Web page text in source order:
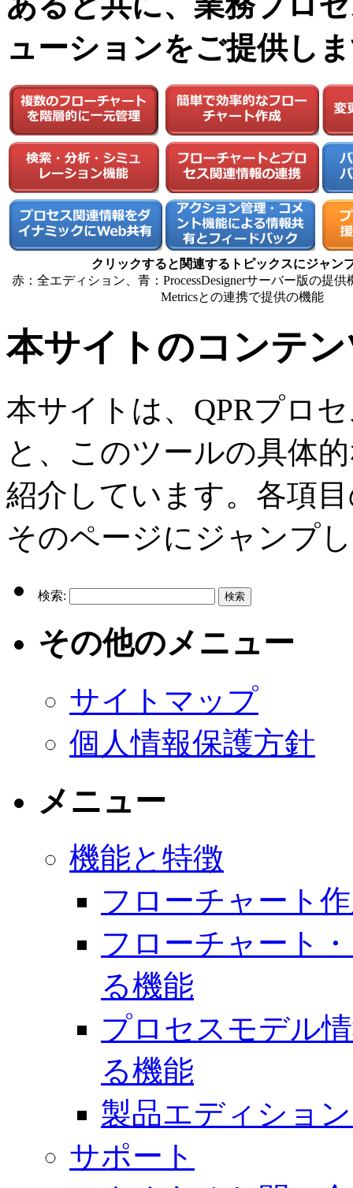
ューションをご提供し
クリックすると関連するトピックスにジャン
赤：全エディション、青：ProcessDesignerサーバー版の提
Metricsとの連携で提供の機能
本サイトのコンテ
本サイトは、QPRプロ
と、このツールの具体
紹介しています。各項
そのページにジャンプ
検索:
その他のメニュー
サイトマップ
個人情報保護方針
メニュー
機能と特徴
フローチャート
フローチャート
る機能
プロセスモデル
る機能
製品エディショ
サポート